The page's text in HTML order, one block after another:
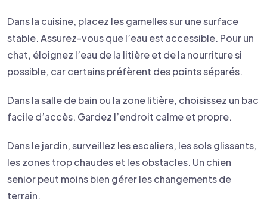
Dans la cuisine, placez les gamelles sur une surface
stable. Assurez-vous que l’eau est accessible. Pour un
chat, éloignez l’eau de la litière et de la nourriture si
possible, car certains préfèrent des points séparés.
Dans la salle de bain ou la zone litière, choisissez un bac
facile d’accès. Gardez l’endroit calme et propre.
Dans le jardin, surveillez les escaliers, les sols glissants,
les zones trop chaudes et les obstacles. Un chien
senior peut moins bien gérer les changements de
terrain.